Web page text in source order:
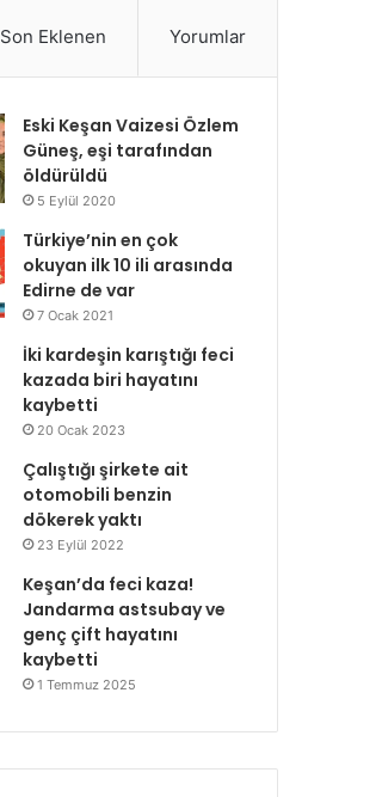
Son Eklenen Yorumlar
Eski Keşan Vaizesi Özlem
Güneş, eşi tarafından
öldürüldü
5 Eylül 2020
Türkiye’nin en çok
okuyan ilk 10 ili arasında
Edirne de var
7 Ocak 2021
İki kardeşin karıştığı feci
kazada biri hayatını
kaybetti
20 Ocak 2023
Çalıştığı şirkete ait
otomobili benzin
dökerek yaktı
23 Eylül 2022
Keşan’da feci kaza!
Jandarma astsubay ve
genç çift hayatını
kaybetti
1 Temmuz 2025